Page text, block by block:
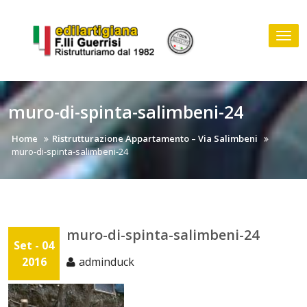
content
muro-di-spinta-salimbeni-24
Home
Ristrutturazione Appartamento – Via Salimbeni
muro-di-spinta-salimbeni-24
Set - 04
2016
muro-di-spinta-salimbeni-24
adminduck